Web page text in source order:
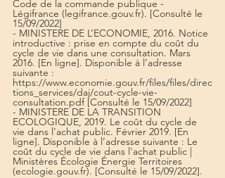
Code de la commande publique -
Légifrance (legifrance.gouv.fr). [Consulté le
15/09/2022]
- MINISTERE DE L’ECONOMIE, 2016. Notice
introductive : prise en compte du coût du
cycle de vie dans une consultation. Mars
2016. [En ligne]. Disponible à l’adresse
suivante :
https://www.economie.gouv.fr/files/files/direc
tions_services/daj/cout-cycle-vie-
consultation.pdf [Consulté le 15/09/2022]
- MINISTERE DE LA TRANSITION
ECOLOGIQUE, 2019. Le coût du cycle de
vie dans l’achat public. Février 2019. [En
ligne]. Disponible à l’adresse suivante : Le
coût du cycle de vie dans l'achat public |
Ministères Écologie Énergie Territoires
(ecologie.gouv.fr). [Consulté le 15/09/2022].